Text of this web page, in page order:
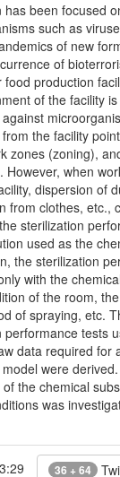
has been focused
such as
of new
of
production
of the facility
the facility
zones (zoning),
However, when
dispersion of
from clothes, etc.,
sterilization
used as the
the sterilization
with the
of the room,
of spraying, etc.
tests
data required for
were
the chemical
was
36 + 64